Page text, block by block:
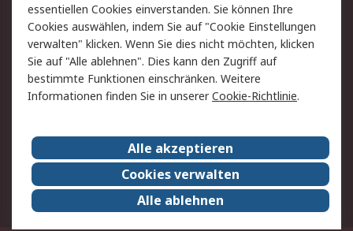
AGB
Datenschutz
Cookie-Richtlinie
Zahlungsbedingungen
Copyright/Impressum
Über RS
Karriere bei RS
Nachhaltigkeit
Qualität/Umwelt/ZertifikatePresse-Center
Event-Center
essentiellen Cookies einverstanden. Sie können Ihre
Cookies auswählen, indem Sie auf "Cookie Einstellungen
verwalten" klicken. Wenn Sie dies nicht möchten, klicken
Sie auf "Alle ablehnen". Dies kann den Zugriff auf
bestimmte Funktionen einschränken. Weitere
Informationen finden Sie in unsererCookie-Richtlinie.
Alle akzeptieren
Cookies verwalten
Alle ablehnen